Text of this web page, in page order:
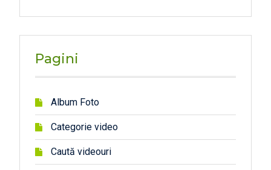
1
Pagini
Album Foto
Categorie video
Caută videouri